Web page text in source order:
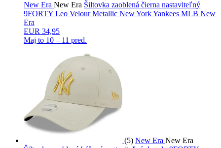
New Era New Era Šiltovka zaoblená čierna nastaviteľný
9FORTY Leo Velour Metallic New York Yankees MLB New
Era
EUR 34,95
Maj to 10 – 11 pred.
(5) New Era New Era